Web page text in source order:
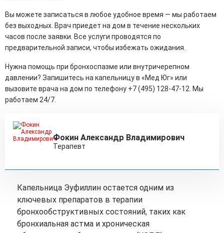
Вы можете записаться в любое удобное время — мы работаем
без выходных. Врач приедет на дом в течение нескольких
часов после заявки. Все услуги проводятся по
предварительной записи, чтобы избежать ожидания.
Нужна помощь при бронхоспазме или внутричерепном
давлении? Запишитесь на капельницу в «Мед Юг» или
вызовите врача на дом по телефону +7 (495) 128-47-12. Мы
работаем 24/7.
Фокин Александр Владимирович
Терапевт
Капельница Эуфиллин остается одним из
ключевых препаратов в терапии
бронхообструктивных состояний, таких как
бронхиальная астма и хроническая